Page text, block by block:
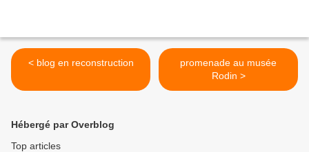
< blog en reconstruction
promenade au musée
Rodin >
Hébergé par Overblog
Top articles